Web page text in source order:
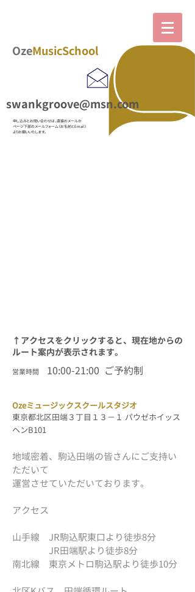
OzeMusicSchool
swankgroove@msn.com
​申し込みとお問い合わせは、直接のメールか
ページ下部のメールフォーム（お名前とEmail）
よりお願いいたします。
↑アクセスをクリックすると、現在地からの
ルート案内が表示されます。
営業時間 10:00-21:00 ご予約制
​Ozeミュージックスクールスタジオ
東京都北区田端３丁目１３−１ パウゼホイッス
ヘンB101
地域密着、駒込田端の皆さんにご支持い
ただいて
運営させていただいております。
アクセス
山手線 JR駒込駅東口より徒歩8分
JR田端駅より徒歩8分​
南北線 東京メトロ駒込駅より徒歩10分​